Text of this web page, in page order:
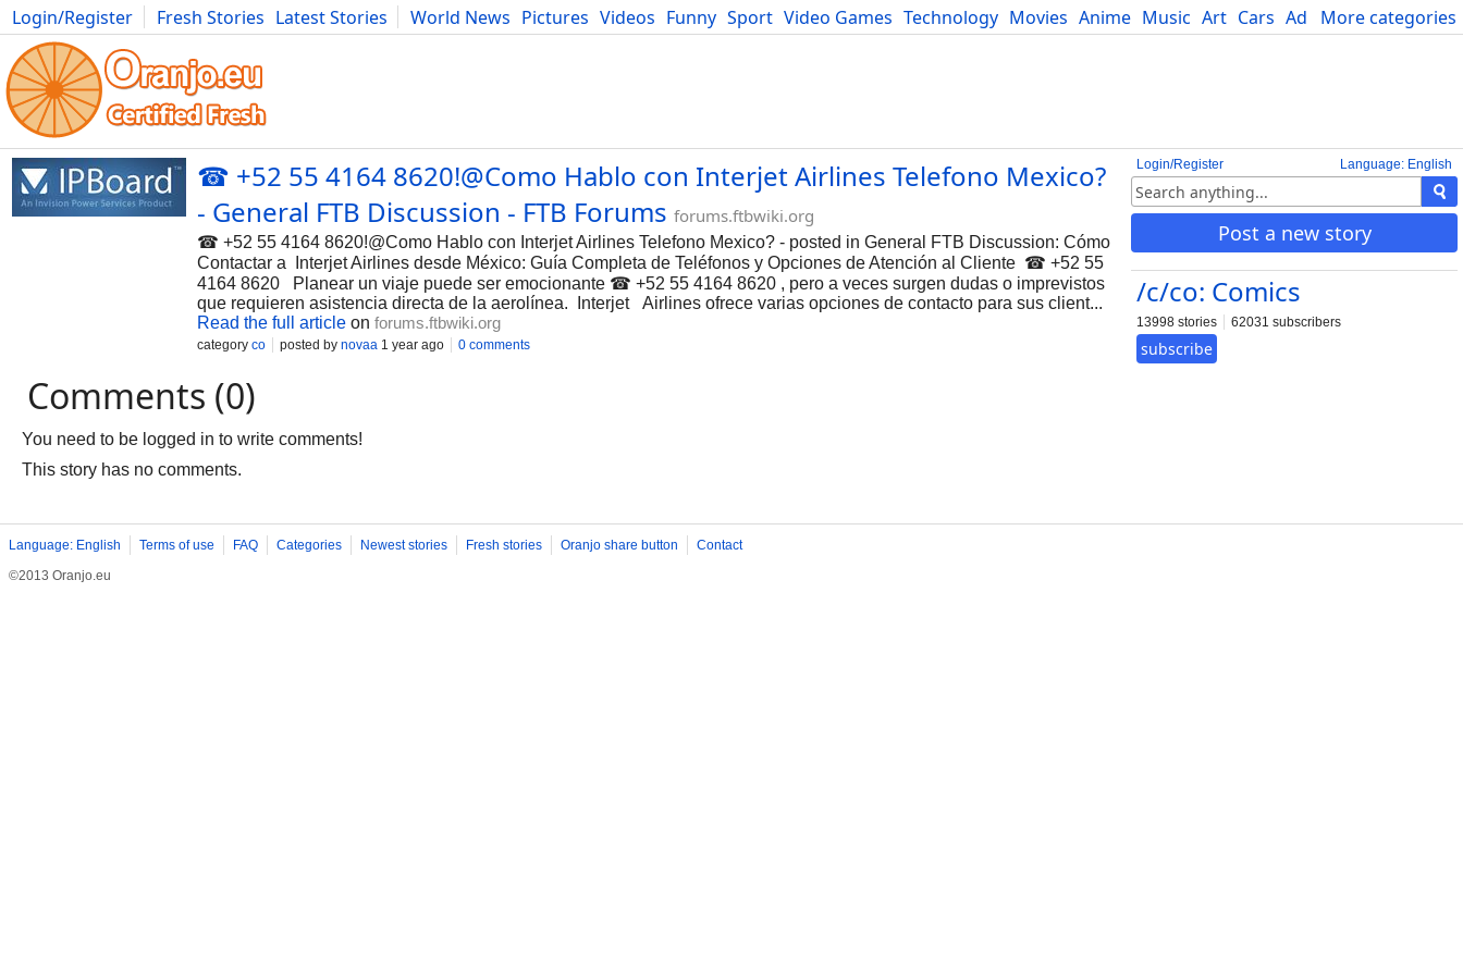
More categories
Login/Register Fresh Stories Latest Stories World News Pictures Videos Funny Sport Video Games Technology Movies Anime Music Art Cars Advice Science
Photography Comics Bulgaria Fitness Food Literature Developers Blog
Language: English
Login/Register
Post a new story
/c/co: Comics
13998 stories 62031 subscribers
subscribe
☎ +52 55 4164 8620!@Como Hablo con Interjet Airlines Telefono Mexico?
- General FTB Discussion - FTB Forums forums.ftbwiki.org
☎ +52 55 4164 8620!@Como Hablo con Interjet Airlines Telefono Mexico? - posted in General FTB Discussion: Cómo
Contactar a Interjet Airlines desde México: Guía Completa de Teléfonos y Opciones de Atención al Cliente ☎ +52 55
4164 8620 Planear un viaje puede ser emocionante ☎ +52 55 4164 8620 , pero a veces surgen dudas o imprevistos
que requieren asistencia directa de la aerolínea. Interjet Airlines ofrece varias opciones de contacto para sus client...
Read the full article on forums.ftbwiki.org
category co posted by novaa 1 year ago 0 comments
Comments (0)
You need to be logged in to write comments!
This story has no comments.
Language: English Terms of use FAQ Categories Newest stories Fresh stories Oranjo share button
Contact
©2013 Oranjo.eu